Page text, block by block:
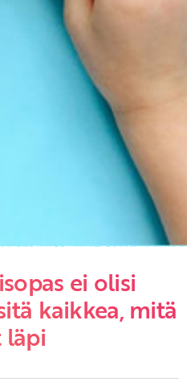
ei olisi
kaikkea, mitä
läpi